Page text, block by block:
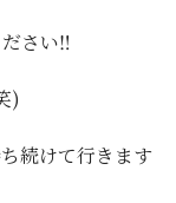
さい‼️
)
続けて行きます